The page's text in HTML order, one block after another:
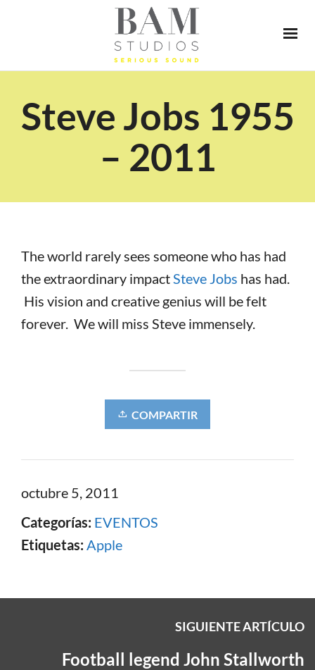
Steve Jobs 1955
– 2011
The world rarely sees someone who has had
the extraordinary impactSteve Jobs has had.
His vision and creative genius will be felt
forever. We will miss Steve immensely.
COMPARTIR
octubre 5, 2011
Categorías: EVENTOS
Etiquetas: Apple
SIGUIENTE ARTÍCULO
Football legend John Stallworth